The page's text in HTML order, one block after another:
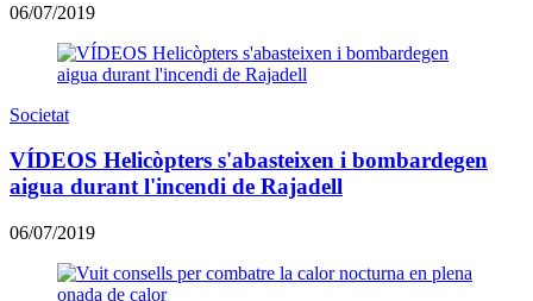
06/07/2019
Societat
VÍDEOS Helicòpters s'abasteixen i bombardegen
aigua durant l'incendi de Rajadell
06/07/2019